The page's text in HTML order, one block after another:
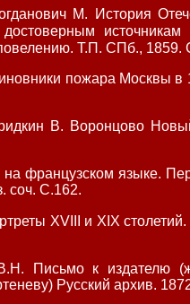
М. История
источникам
Т.П. СПб., 1859.
пожара Москвы в
В. Воронцово
французском языке.
соч. С.162.
XVIII и XIX
Письмо к издателю
Русский архив.